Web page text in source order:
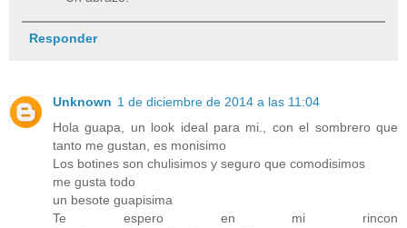
Responder
Unknown 1 de diciembre de 2014 a las 11:04
Hola guapa, un look ideal para mi., con el sombrero que
tanto me gustan, es monisimo
Los botines son chulisimos y seguro que comodisimos
me gusta todo
un besote guapisima
Te espero en mi rincon